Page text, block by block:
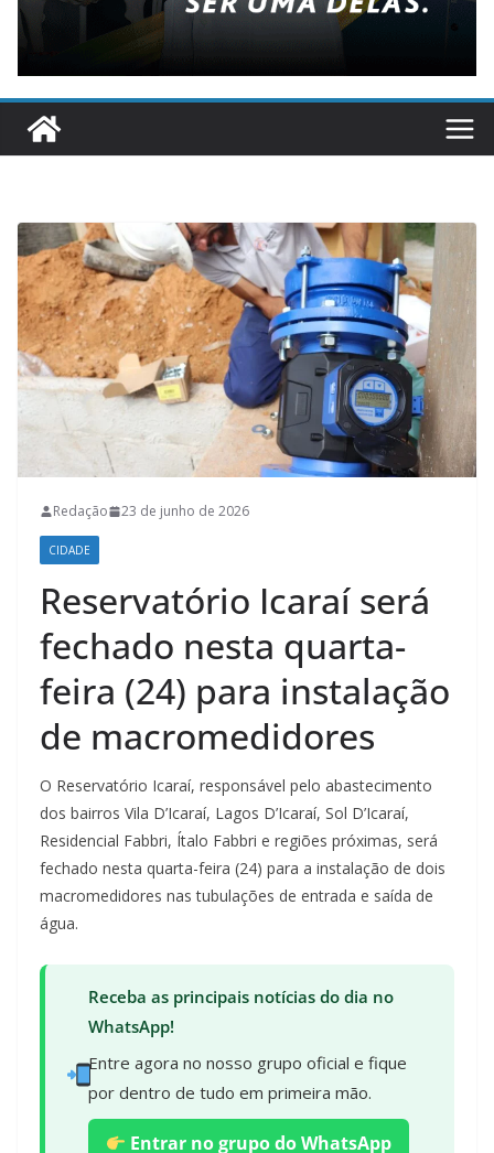
Redação 23 de junho de 2026
CIDADE
Reservatório Icaraí será
fechado nesta quarta-
feira (24) para instalação
de macromedidores
O Reservatório Icaraí, responsável pelo abastecimento
dos bairros Vila D’Icaraí, Lagos D’Icaraí, Sol D’Icaraí,
Residencial Fabbri, Ítalo Fabbri e regiões próximas, será
fechado nesta quarta-feira (24) para a instalação de dois
macromedidores nas tubulações de entrada e saída de
água.
Receba as principais notícias do dia no
WhatsApp!
Entre agora no nosso grupo oficial e fique
por dentro de tudo em primeira mão.
Entrar no grupo do WhatsApp